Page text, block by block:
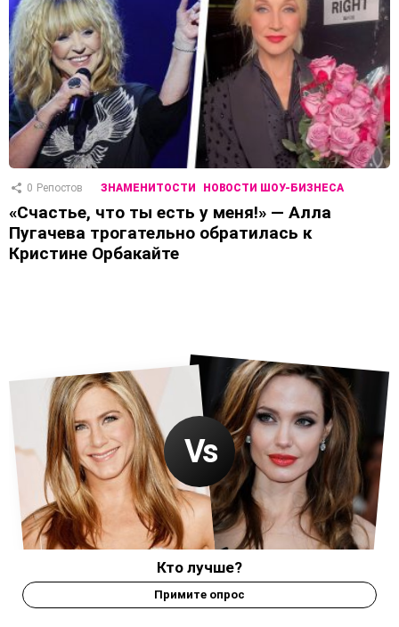
0 Репостов ЗНАМЕНИТОСТИ НОВОСТИ ШОУ-БИЗНЕСА
«Счастье, что ты есть у меня!» — Алла
Пугачева трогательно обратилась к
Кристине Орбакайте
Кто лучше?
Примите опрос